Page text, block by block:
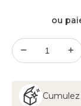
ou
Cumulez